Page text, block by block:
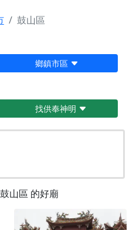
鼓山區
鄉鎮市區
找供奉神明
山區 的好廟